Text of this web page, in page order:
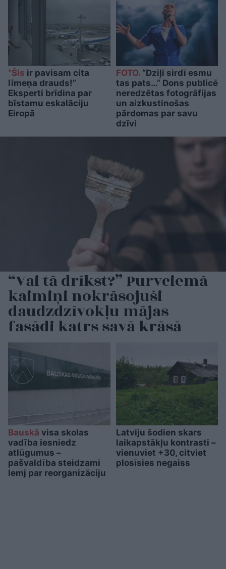
“Šis ir pavisam cita
līmeņa drauds!”
Eksperti brīdina par
bīstamu eskalāciju
Eiropā
FOTO.“Dziļi sirdī esmu
tas pats…” Dons publicē
neredzētas fotogrāfijas
un aizkustinošas
pārdomas par savu
dzīvi
“Vai tā drīkst?” Purvciemā
kaimiņi nokrāsojuši
daudzdzīvokļu mājas
fasādi katrs savā krāsā
Bauskā visa skolas
vadība iesniedz
atlūgumus –
pašvaldība steidzami
lemj par reorganizāciju
Latviju šodien skars
laikapstākļu kontrasti –
vienuviet +30, citviet
plosīsies negaiss